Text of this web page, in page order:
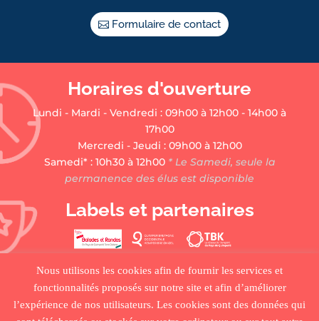
Formulaire de contact
Horaires d'ouverture
Lundi - Mardi - Vendredi : 09h00 à 12h00 - 14h00 à
17h00
Mercredi - Jeudi : 09h00 à 12h00
Samedi* : 10h30 à 12h00* Le Samedi, seule la
permanence des élus est disponible
Labels et partenaires
Nous utilisons les cookies afin de fournir les services et
fonctionnalités proposés sur notre site et afin d’améliorer
l’expérience de nos utilisateurs. Les cookies sont des données qui